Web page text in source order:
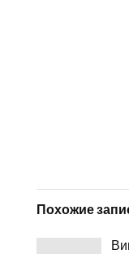
Похожие